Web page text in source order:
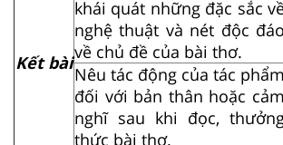
Kết bài
khái quát những đặc sắc
nghệ thuật và nét độc đáo
về chủ đề của bài thơ.
Nêu tác động của tác phẩm
đối với bản thân hoặc cảm
nghĩ sau khi đọc,
thức bài thơ.